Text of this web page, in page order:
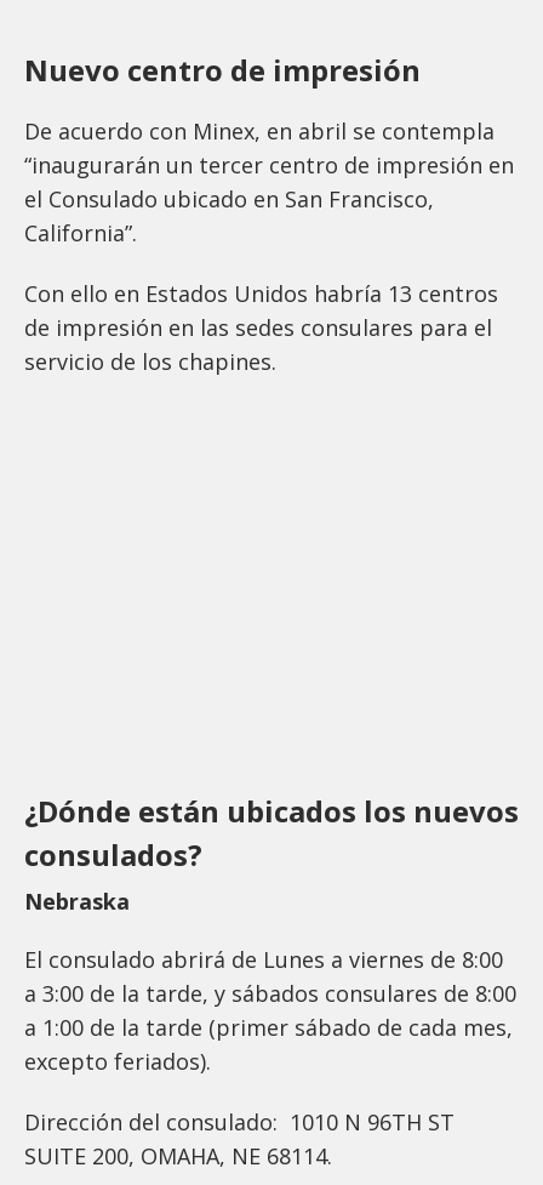
Nuevo centro de impresión
De acuerdo con Minex, en abril se contempla
“inaugurarán un tercer centro de impresión en
el Consulado ubicado en San Francisco,
California”.
Con ello en Estados Unidos habría 13 centros
de impresión en las sedes consulares para el
servicio de los chapines.
¿Dónde están ubicados los nuevos
consulados?
Nebraska
El consulado abrirá de Lunes a viernes de 8:00
a 3:00 de la tarde, y sábados consulares de 8:00
a 1:00 de la tarde (primer sábado de cada mes,
excepto feriados).
Dirección del consulado: 1010 N 96TH ST
SUITE 200, OMAHA, NE 68114.